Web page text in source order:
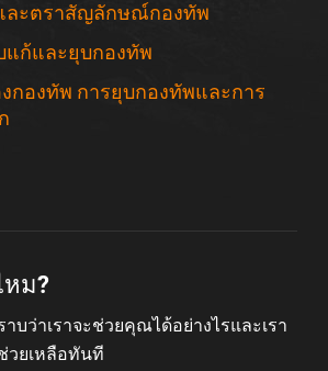
ละตราสัญลักษณ์กองทัพ
แก้และยุบกองทัพ
กองทัพ การยุบกองทัพและการ
หม?
าบว่าเราจะช่วยคุณได้อย่างไรและเรา
วยเหลือทันที